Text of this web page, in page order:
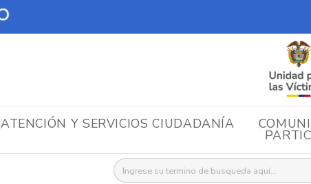
ATENCIÓN Y SERVICIOS CIUDADANÍA
Buscar: